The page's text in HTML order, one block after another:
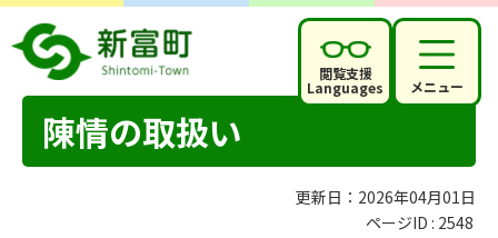
閲覧支援
Languages メニュー
陳情の取扱い
更新日：2026年04月01日
ページID : 2548